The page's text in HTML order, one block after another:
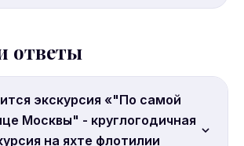
ответы
экскурсия «"По самой
Москвы" - круглогодичная
на яхте флотилии